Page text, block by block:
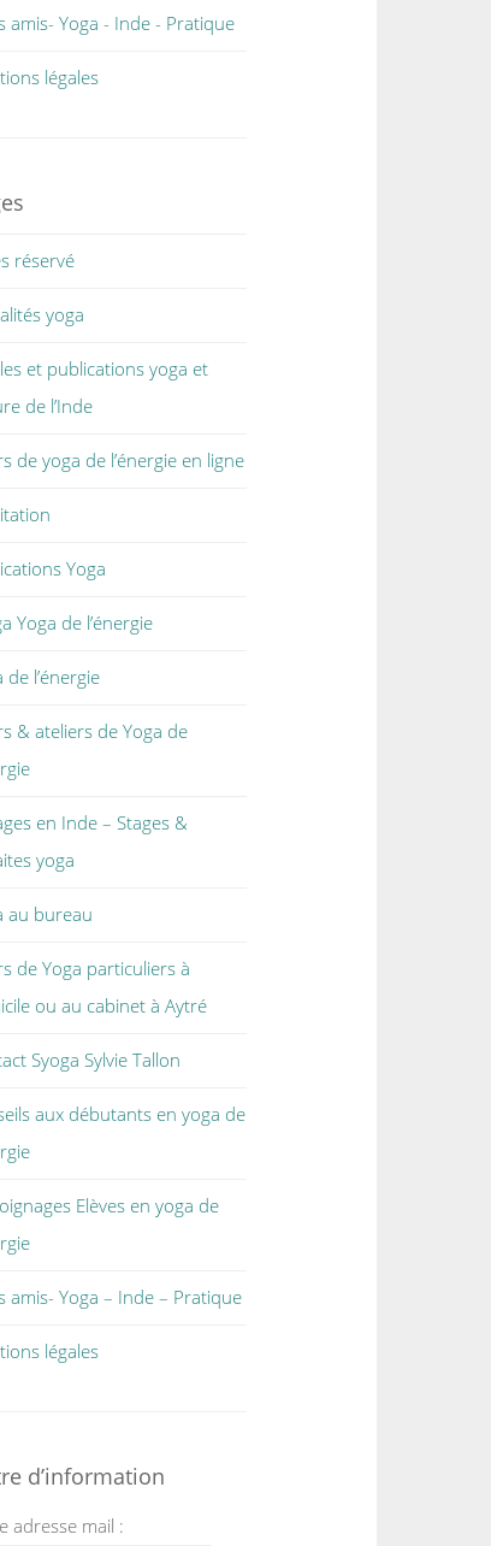
amis- Yoga - Inde - Pratique
légales
réservé
yoga
et publications yoga et
de l’Inde
de yoga de l’énergie en ligne
Yoga
Yoga de l’énergie
de l’énergie
& ateliers de Yoga de
en Inde – Stages &
yoga
au bureau
de Yoga particuliers à
ou au cabinet à Aytré
Syoga Sylvie Tallon
aux débutants en yoga de
Elèves en yoga de
amis- Yoga – Inde – Pratique
légales
d’information
adresse mail :